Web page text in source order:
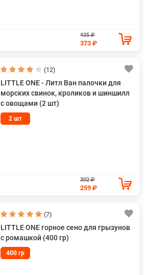
435 ₽
373 ₽
(12)
LITTLE ONE - Литл Ван палочки для
морских свинок, кроликов и шиншилл
с овощами (2 шт)
2 шт
302 ₽
259 ₽
(7)
LITTLE ONE горное сено для грызунов
с ромашкой (400 гр)
400 гр